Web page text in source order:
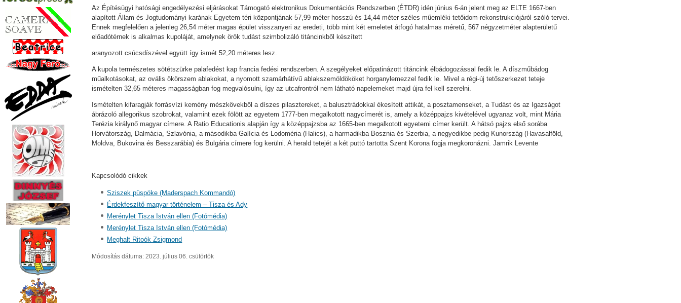
Az Építésügyi hatósági engedélyezési eljárásokat Támogató elektronikus Dokumentációs Rendszerben (ÉTDR) idén június 6-án jelent meg az ELTE 1667-ben
alapított Állam és Jogtudományi karának Egyetem téri központjának 57,99 méter hosszú és 14,44 méter széles műemléki tetőidom-rekonstrukciójáról szóló tervei.
Ennek megfelelően a jelenleg 26,54 méter magas épület visszanyeri az eredeti, több mint két emeletet átfogó hatalmas méretű, 567 négyzetméter alapterületű
előadótérnek is alkalmas kupoláját, amelynek örök tudást szimbolizáló titáncinkből készített
aranyozott csúcsdíszével együtt így ismét 52,20 méteres lesz.
A kupola természetes sötétszürke palafedést kap francia fedési rendszerben. A szegélyeket előpatinázott titáncink élbádogozással fedik le. A díszműbádog
műalkotásokat, az ovális ökörszem ablakokat, a nyomott szamárhátívű ablakszemöldököket horganylemezzel fedik le. Mivel a régi-új tetőszerkezet teteje
ismételten 32,65 méteres magasságban fog megvalósulni, így az utcafrontról nem látható napelemeket majd újra fel kell szerelni.
Ismételten kifaragják forrásvízi kemény mészkövekből a díszes pilasztereket, a balusztrádokkal ékesített attikát, a posztamenseket, a Tudást és az Igazságot
ábrázoló allegorikus szobrokat, valamint ezek fölött az egyetem 1777-ben megalkotott nagycímerét is, amely a középpajzs kivételével ugyanaz volt, mint Mária
Terézia királynő magyar címere. A Ratio Educationis alapján így a középpajzsba az 1665-ben megalkotott egyetemi címer került. A hátsó pajzs első sorába
Horvátország, Dalmácia, Szlavónia, a másodikba Galícia és Lodoméria (Halics), a harmadikba Bosznia és Szerbia, a negyedikbe pedig Kunország (Havasalföld,
Moldva, Bukovina és Besszarábia) és Bulgária címere fog kerülni. A herald tetejét a két puttó tartotta Szent Korona fogja megkoronázni. Jamrik Levente
Kapcsolódó cikkek
Sziszek püspöke (Maderspach Kommandó)
Érdekfeszítő magyar történelem – Tisza és Ady
Merénylet Tisza István ellen (Fotómédia)
Merénylet Tisza István ellen (Fotómédia)
Meghalt Ritoók Zsigmond
Módosítás dátuma: 2023. július 06. csütörtök